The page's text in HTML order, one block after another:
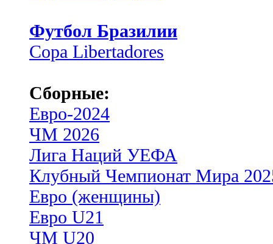
Футбол Бразилии
Copa Libertadores
Сборные:
Евро-2024
ЧМ 2026
Лига Наций УЕФА
Клубный Чемпионат Мира
Евро (женщины)
Евро U21
ЧМ U20